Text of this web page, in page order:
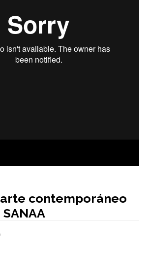
contemporáneo
SANAA